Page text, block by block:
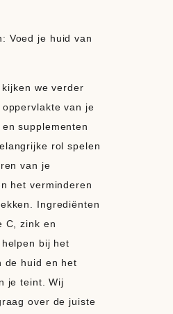
Voed je huid van
we verder
van je
supplementen
rol spelen
van je
het verminderen
Ingrediënten
C, zink en
bij het
de huid en het
je teint. Wij
over de juiste